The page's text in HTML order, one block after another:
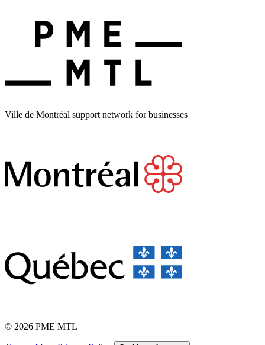
Ville de Montréal support network for businesses
© 2026 PME MTL